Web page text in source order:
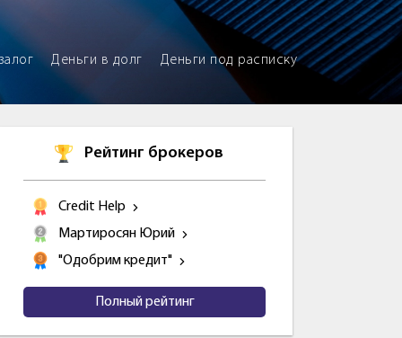
Деньги в долг Деньги под расписку
Рейтинг брокеров
Credit Help
Мартиросян Юрий
"Одобрим кредит"
Полный рейтинг